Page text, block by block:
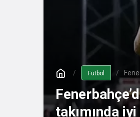
Futbol
takımında